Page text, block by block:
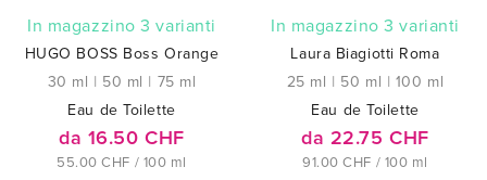
In magazzino 3 varianti
HUGO BOSS Boss Orange
30 ml | 50 ml | 75 ml
Eau de Toilette
da 16.50 CHF
55.00 CHF / 100 ml
In magazzino 3 varianti
Laura Biagiotti Roma
25 ml | 50 ml | 100 ml
Eau de Toilette
da 22.75 CHF
91.00 CHF / 100 ml